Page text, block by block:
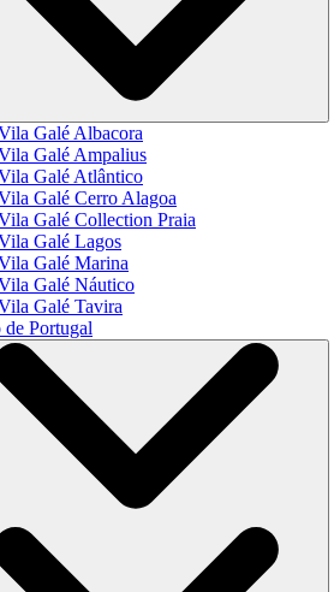
Galé Albacora
Galé Ampalius
Galé Atlântico
Galé Cerro Alagoa
Galé Collection Praia
Galé Lagos
Galé Marina
Galé Náutico
Galé Tavira
de Portugal